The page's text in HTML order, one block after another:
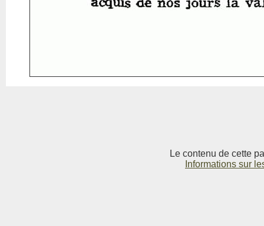
Le contenu de cette
Informations sur